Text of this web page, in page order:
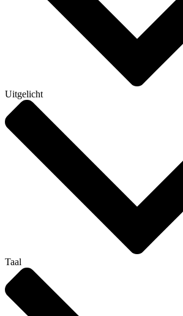
Uitgelicht
Taal